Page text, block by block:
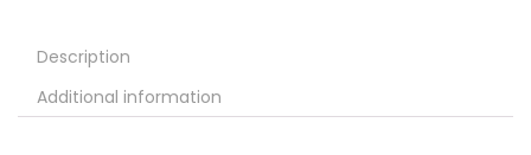
Description
Additional information